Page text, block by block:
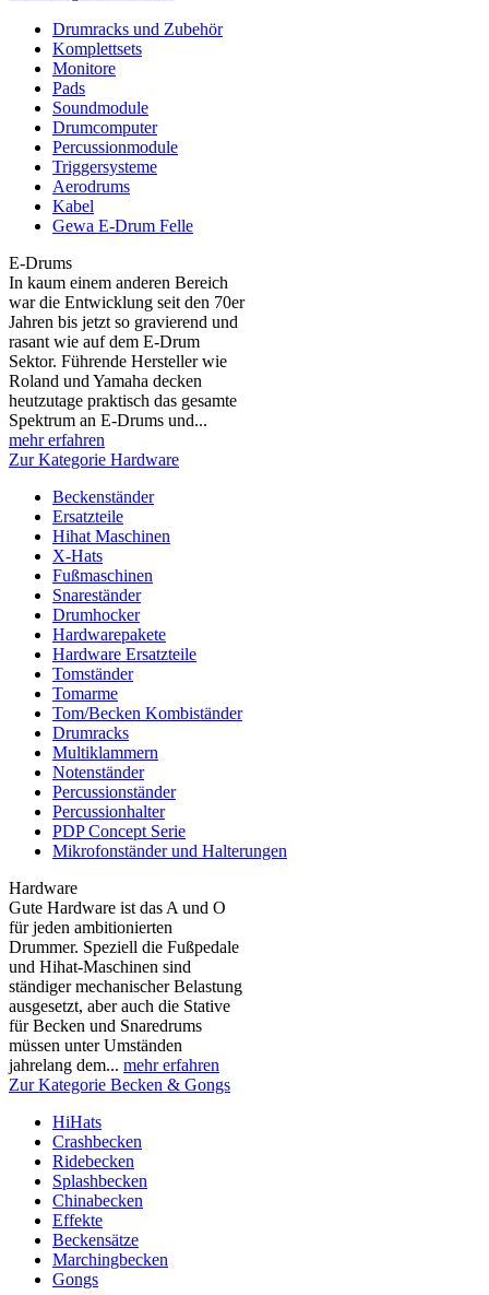
Drumracks und Zubehör
Komplettsets
Monitore
Pads
Soundmodule
Drumcomputer
Percussionmodule
Triggersysteme
Aerodrums
Kabel
Gewa E-Drum Felle
E-Drums
In kaum einem anderen Bereich
war die Entwicklung seit den 70er
Jahren bis jetzt so gravierend und
rasant wie auf dem E-Drum
Sektor. Führende Hersteller wie
Roland und Yamaha decken
heutzutage praktisch das gesamte
Spektrum an E-Drums und...
mehr erfahren
Zur Kategorie Hardware
Beckenständer
Ersatzteile
Hihat Maschinen
X-Hats
Fußmaschinen
Snareständer
Drumhocker
Hardwarepakete
Hardware Ersatzteile
Tomständer
Tomarme
Tom/Becken Kombiständer
Drumracks
Multiklammern
Notenständer
Percussionständer
Percussionhalter
PDP Concept Serie
Mikrofonständer und Halterungen
Hardware
Gute Hardware ist das A und O
für jeden ambitionierten
Drummer. Speziell die Fußpedale
und Hihat-Maschinen sind
ständiger mechanischer Belastung
ausgesetzt, aber auch die Stative
für Becken und Snaredrums
müssen unter Umständen
jahrelang dem... mehr erfahren
Zur Kategorie Becken & Gongs
HiHats
Crashbecken
Ridebecken
Splashbecken
Chinabecken
Effekte
Beckensätze
Marchingbecken
Gongs